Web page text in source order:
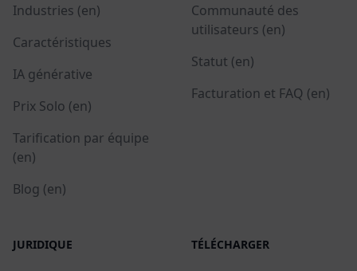
Industries (en)
Caractéristiques
IA générative
Prix Solo (en)
Tarification par équipe
(en)
Blog (en)
Communauté des
utilisateurs (en)
Statut (en)
Facturation et FAQ (en)
JURIDIQUE TÉLÉCHARGER